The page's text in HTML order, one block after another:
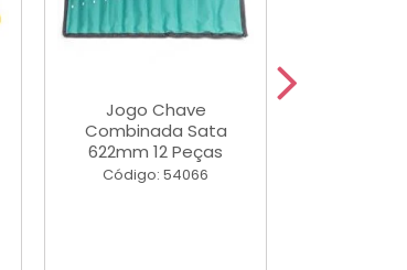
Jogo Chave
Combinada Sata
622mm 12 Peças
Código: 54066